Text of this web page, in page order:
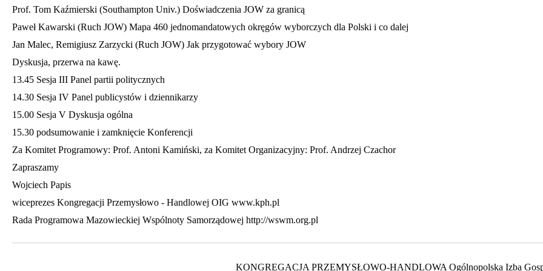
Prof. Tom Kaźmierski (Southampton Univ.) Doświadczenia JOW za granicą
Paweł Kawarski (Ruch JOW) Mapa 460 jednomandatowych okręgów wyborczych dla Polski i co dalej
Jan Malec, Remigiusz Zarzycki (Ruch JOW) Jak przygotować wybory JOW
Dyskusja, przerwa na kawę.
13.45 Sesja III Panel partii politycznych
14.30 Sesja IV Panel publicystów i dziennikarzy
15.00 Sesja V Dyskusja ogólna
15.30 podsumowanie i zamknięcie Konferencji
Za Komitet Programowy: Prof. Antoni Kamiński, za Komitet Organizacyjny: Prof. Andrzej Czachor
Zapraszamy
Wojciech Papis
wiceprezes Kongregacji Przemysłowo - Handlowej OIG www.kph.pl
Rada Programowa Mazowieckiej Wspólnoty Samorządowej http://wswm.org.pl
KONGREGACJA PRZEMYSŁOWO-HANDLOWA Ogólnopolska Izba